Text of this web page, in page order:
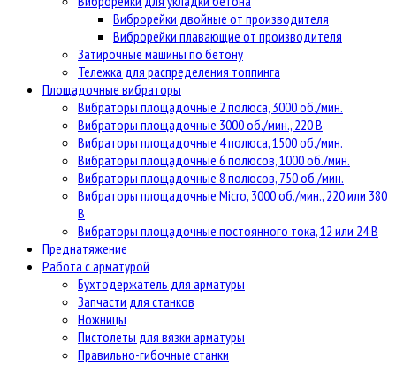
Виброрейки двойные от производителя
Виброрейки плавающие от производителя
Затирочные машины по бетону
Тележка для распределения топпинга
Площадочные вибраторы
Вибраторы площадочные 2 полюса, 3000 об./мин.
Вибраторы площадочные 3000 об./мин., 220 В
Вибраторы площадочные 4 полюса, 1500 об./мин.
Вибраторы площадочные 6 полюсов, 1000 об./мин.
Вибраторы площадочные 8 полюсов, 750 об./мин.
Вибраторы площадочные Micro, 3000 об./мин., 220 или 380
В
Вибраторы площадочные постоянного тока, 12 или 24 В
Преднатяжение
Работа с арматурой
Бухтодержатель для арматуры
Запчасти для станков
Ножницы
Пистолеты для вязки арматуры
Правильно-гибочные станки